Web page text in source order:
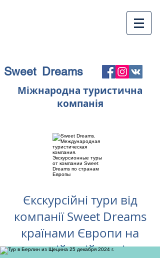
Sweet Dreams
Міжнародна туристична
компанія
Єкскурсійні тури від
компанії Sweet Dreams
країнами Європи на
російській мові